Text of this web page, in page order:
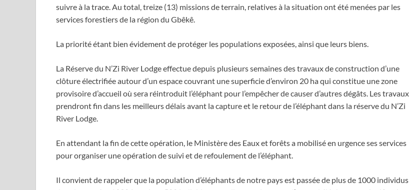
suivre à la trace. Au total, treize (13) missions de terrain, relatives à la situation ont été menées par les
services forestiers de la région du Gbêkê.
La priorité étant bien évidement de protéger les populations exposées, ainsi que leurs biens.
La Réserve du N’Zi River Lodge effectue depuis plusieurs semaines des travaux de construction d’une
clôture électrifiée autour d’un espace couvrant une superficie d’environ 20 ha qui constitue une zone
provisoire d’accueil où sera réintroduit l’éléphant pour l’empêcher de causer d’autres dégâts. Les travaux
prendront fin dans les meilleurs délais avant la capture et le retour de l’éléphant dans la réserve du N’Zi
River Lodge.
En attendant la fin de cette opération, le Ministère des Eaux et forêts a mobilisé en urgence ses services
pour organiser une opération de suivi et de refoulement de l’éléphant.
Il convient de rappeler que la population d’éléphants de notre pays est passée de plus de 1000 individus